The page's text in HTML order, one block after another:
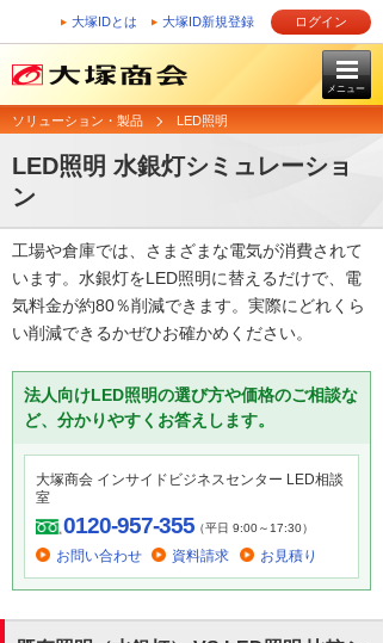
大塚IDとは 大塚ID新規登録 ログイン
メニュー
ソリューション・製品 LED照明
LED照明 水銀灯シミュレーショ
ン
工場や倉庫では、さまざまな電気が消費されて
います。水銀灯をLED照明に替えるだけで、電
気料金が約80％削減できます。実際にどれくら
い削減できるかぜひお確かめください。
法人向けLED照明の選び方や価格のご相談な
ど、分かりやすくお答えします。
大塚商会 インサイドビジネスセンター LED相談
室
0120-957-355（平日 9:00～17:30）
お問い合わせ 資料請求 お見積り